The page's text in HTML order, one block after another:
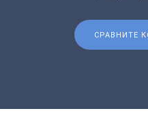
СРАВНИТЕ